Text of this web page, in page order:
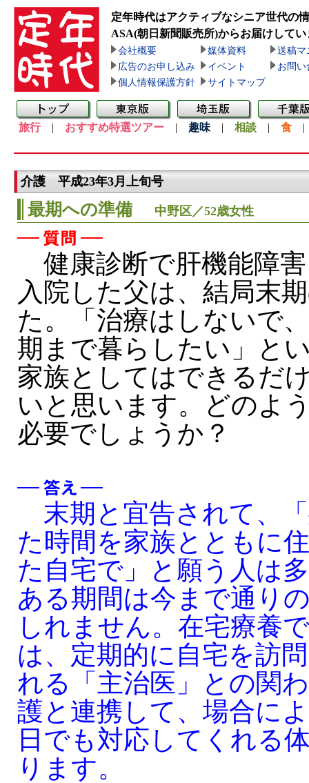
定年時代はアクティブなシニア世代の
ASA(朝日新聞販売所)からお届けしてい
会社概要 媒体資料
送稿マ
広告のお申し込み
イベント
お問い
個人情報保護方針
サイトマップ
旅行| おすすめ特選ツアー | 趣味 | 相談 | 食
介護 平成23年3月上旬号
最期への準備 中野区／52歳女性
健康診断で肝機能障
入院した父は、結局末
た。「治療はしないで
期まで暮らしたい」と
家族としてはできるだ
いと思います。どのよ
必要でしょうか？
末期と宜告されて、
た時間を家族とともに
た自宅で」と願う人は
ある期間は今まで通り
しれません。在宅療養
は、定期的に自宅を訪
れる「主治医」との関
護と連携して、場合に
日でも対応してくれる
ります。